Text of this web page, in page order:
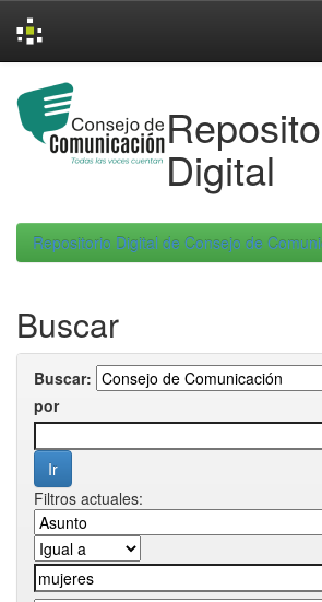
navigation
Digital
Repositorio Digital de Consejo de
Buscar
Buscar:
por
Filtros actuales: